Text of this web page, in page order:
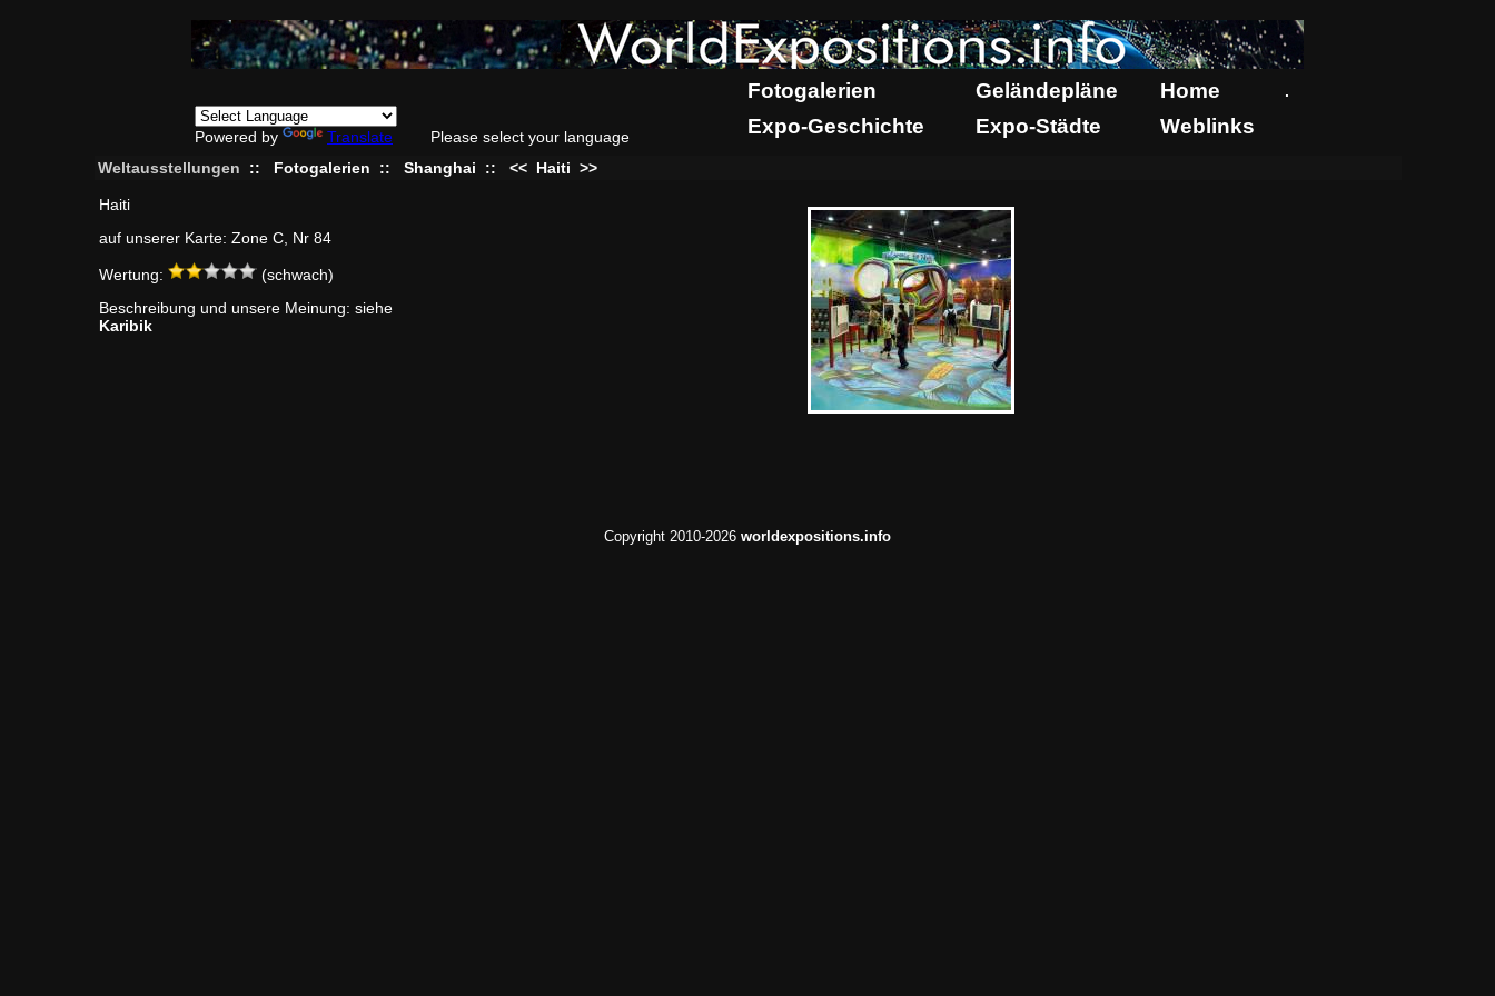
Powered by Translate Please select your language
Fotogalerien Geländepläne Home .
Expo-Geschichte Expo-Städte Weblinks
Weltausstellungen :: Fotogalerien :: Shanghai :: << Haiti >>
Haiti
auf unserer Karte: Zone C, Nr 84
Wertung:
(schwach)
Beschreibung und unsere Meinung: siehe
Karibik
Copyright 2010-2026 worldexpositions.info